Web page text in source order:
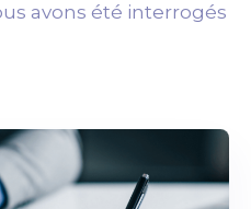
avons été interrogés